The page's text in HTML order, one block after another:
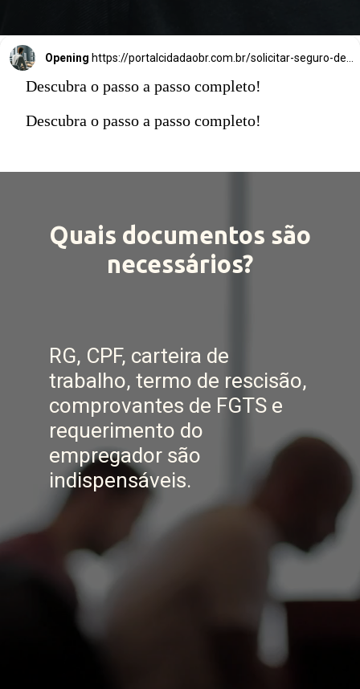
Opening
Descubra o passo a passo completo!
Descubra o passo a passo completo!
Quais documentos são
necessários?
RG, CPF, carteira de
trabalho, termo de rescisão,
comprovantes de FGTS e
requerimento do
empregador são
indispensáveis.